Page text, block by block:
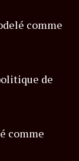
comme
de
comme